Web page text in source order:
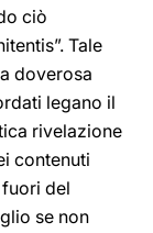
ciò
Tale
doverosa
legano il
rivelazione
contenuti
del
se non